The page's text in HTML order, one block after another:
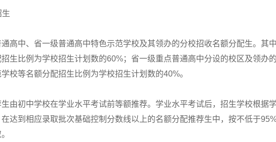
中、省一级普通高中特色示范学校及其领办的分校招收名额分配生。其
生比例为学校招生计划数的60%；省一级重点普通高中分设的校区及领办
校等名额分配招生比例为学校招生计划数的40%。
初中学校在学业水平考试前等额推荐。学业水平考试后，招生学校根据
达到相应录取批次基础控制分数线以上的名额分配推荐生中，按不低于